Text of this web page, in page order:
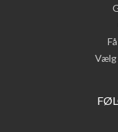
Vælg